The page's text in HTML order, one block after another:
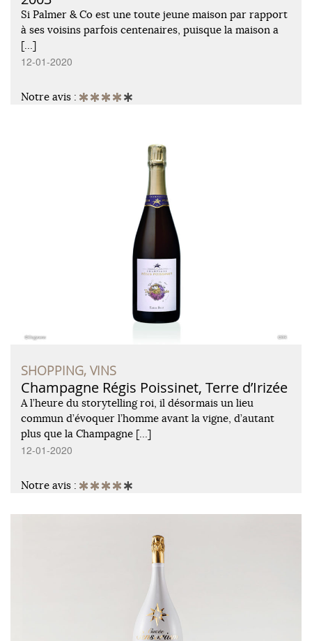
Si Palmer & Co est une toute jeune maison par rapport
à ses voisins parfois centenaires, puisque la maison a
[…]
12-01-2020
Notre avis :
SHOPPING, VINS
Champagne Régis Poissinet, Terre d’Irizée
A l’heure du storytelling roi, il désormais un lieu
commun d’évoquer l’homme avant la vigne, d’autant
plus que la Champagne […]
12-01-2020
Notre avis :